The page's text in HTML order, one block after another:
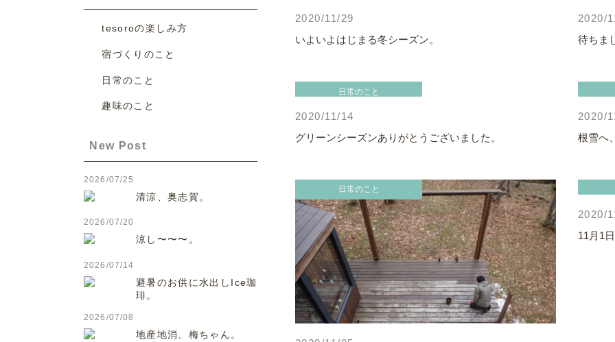
2020/11/29
いよいよはじまる冬シーズン。
2020/
待ちま
日常のこと
2020/11/14
グリーンシーズンありがとうございました。
2020/
根雪へ
日常のこと
2020/
11月1
tesoroの楽しみ方
宿づくりのこと
日常のこと
趣味のこと
New Post
2026/07/25
清涼、奥志賀。
2026/07/20
涼し〜〜〜。
2026/07/14
避暑のお供に水出しIce珈
琲。
2026/07/08
地産地消、梅ちゃん。